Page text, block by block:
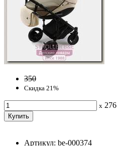
350
Скидка 21%
x 276
Артикул: be-000374